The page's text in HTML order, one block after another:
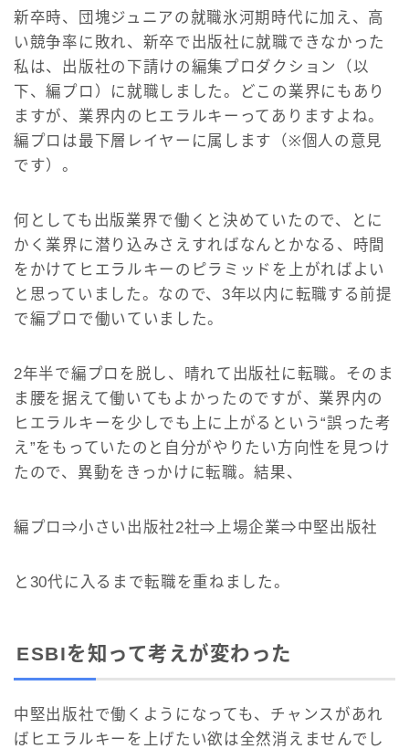
新卒時、団塊ジュニアの就職氷河期時代に加え、高
い競争率に敗れ、新卒で出版社に就職できなかった
私は、出版社の下請けの編集プロダクション（以
下、編プロ）に就職しました。どこの業界にもあり
ますが、業界内のヒエラルキーってありますよね。
編プロは最下層レイヤーに属します（※個人の意見
です）。
何としても出版業界で働くと決めていたので、とに
かく業界に潜り込みさえすればなんとかなる、時間
をかけてヒエラルキーのピラミッドを上がればよい
と思っていました。なので、3年以内に転職する前提
で編プロで働いていました。
2年半で編プロを脱し、晴れて出版社に転職。そのま
ま腰を据えて働いてもよかったのですが、業界内の
ヒエラルキーを少しでも上に上がるという“誤った考
え”をもっていたのと自分がやりたい方向性を見つけ
たので、異動をきっかけに転職。結果、
編プロ⇒小さい出版社2社⇒上場企業⇒中堅出版社
と30代に入るまで転職を重ねました。
ESBIを知って考えが変わった
中堅出版社で働くようになっても、チャンスがあれ
ばヒエラルキーを上げたい欲は全然消えませんでし